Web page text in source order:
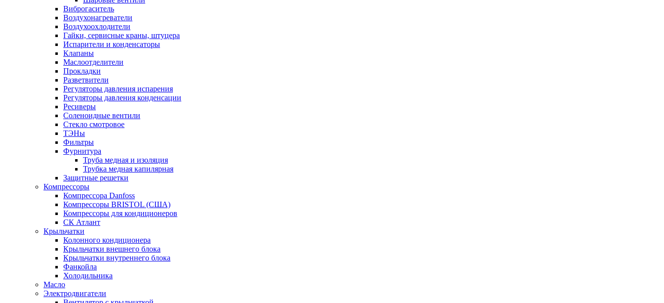
Виброгаситель
Воздухонагреватели
Воздухоохлодители
Гайки, сервисные краны, штуцера
Испарители и конденсаторы
Клапаны
Маслоотделители
Прокладки
Разветвители
Регуляторы давления испарения
Регуляторы давления конденсации
Ресиверы
Соленоидные вентили
Стекло смотровое
ТЭНы
Фильтры
Фурнитура
Труба медная и изоляция
Трубка медная капилярная
Защитные решетки
Компрессоры
Компрессора Danfoss
Компрессоры BRISTOL (США)
Компрессоры для кондиционеров
СК Атлант
Крыльчатки
Колонного кондиционера
Крыльчатки внешнего блока
Крыльчатки внутреннего блока
Фанкойла
Холодильника
Масло
Электродвигатели